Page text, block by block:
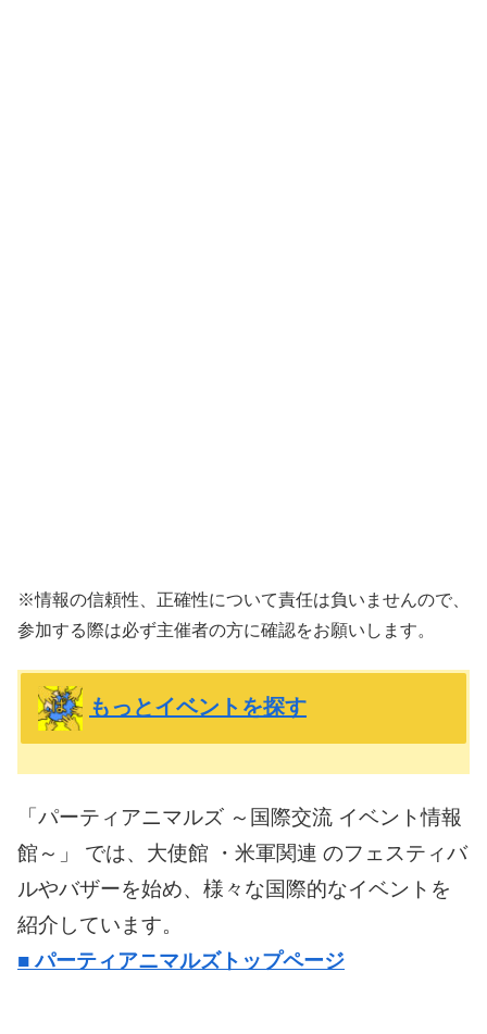
※情報の信頼性、正確性について責任は負いませんので、
参加する際は必ず主催者の方に確認をお願いします。
もっとイベントを探す
「パーティアニマルズ ～国際交流 イベント情報
館～」 では、大使館 ・米軍関連 のフェスティバ
ルやバザーを始め、様々な国際的なイベントを
紹介しています。
■パーティアニマルズトップページ